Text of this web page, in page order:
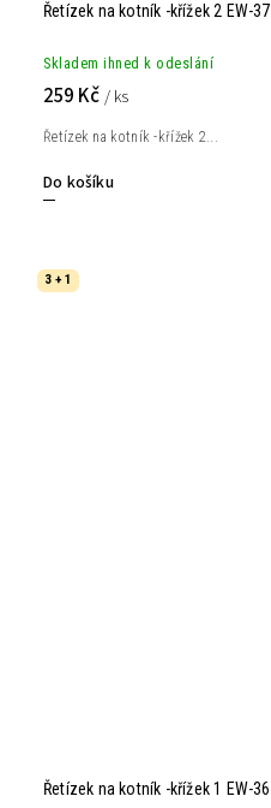
Řetízek na kotník -křížek 2 EW-37
Skladem ihned k odeslání
259 Kč / ks
Do košíku
Řetízek na kotník -křížek 2...
3 + 1
Řetízek na kotník -křížek 1 EW-36